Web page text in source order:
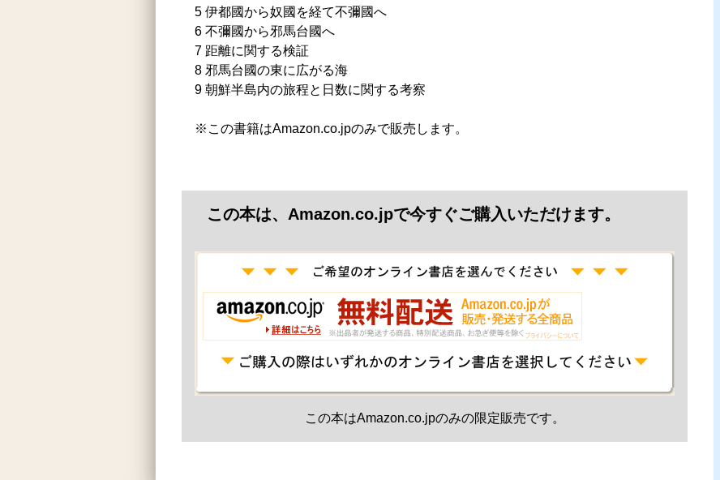
5 伊都國から奴國を経て不彌國へ
6 不彌國から邪馬台國へ
7 距離に関する検証
8 邪馬台國の東に広がる海
9 朝鮮半島内の旅程と日数に関する考察
※この書籍はAmazon.co.jpのみで販売します。
この本は、Amazon.co.jpで今すぐご購入いただけます。
この本はAmazon.co.jpのみの限定販売です。